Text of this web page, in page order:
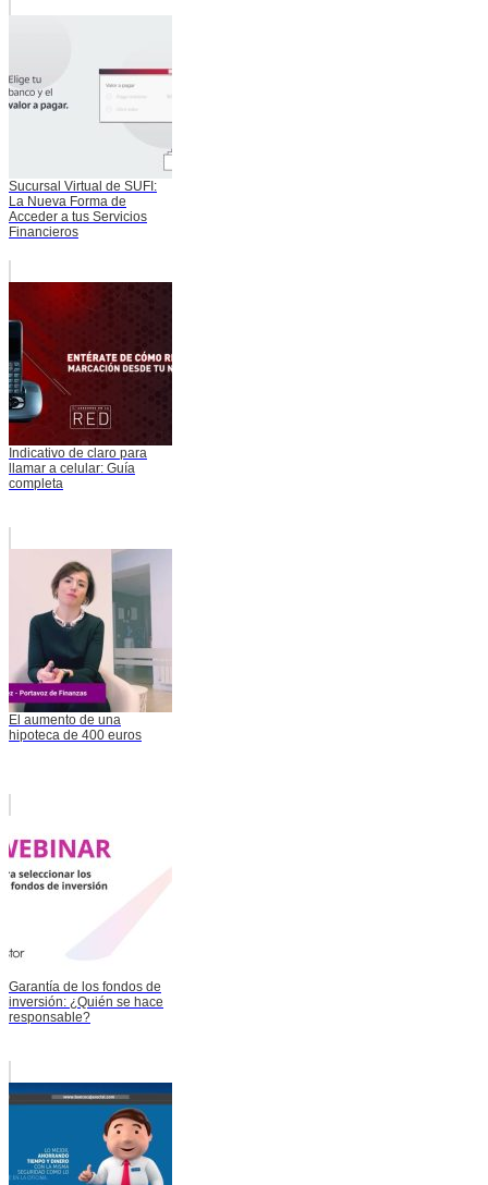
Sucursal Virtual de SUFI:
La Nueva Forma de
Acceder a tus Servicios
Financieros
Indicativo de claro para
llamar a celular: Guía
completa
El aumento de una
hipoteca de 400 euros
Garantía de los fondos de
inversión: ¿Quién se hace
responsable?